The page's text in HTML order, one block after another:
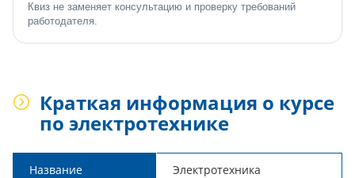
Квиз не заменяет консультацию и проверку требований
работодателя.
Краткая информация о курсе
по электротехнике
Название Электротехника